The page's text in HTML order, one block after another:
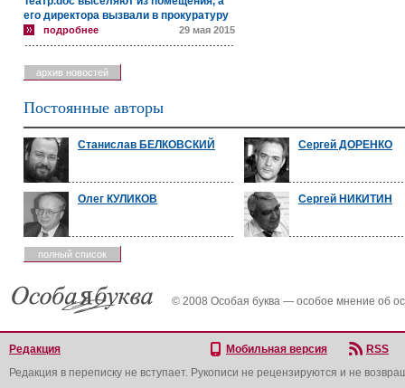
его директора вызвали в прокуратуру
подробнее 29 мая 2015
архив новостей
Постоянные авторы
Станислав БЕЛКОВСКИЙ Сергей ДОРЕНКО
Олег КУЛИКОВ Сергей НИКИТИН
полный список
© 2008 Особая буква — особое мнение об
Редакция Мобильная версия
RSS
Редакция в переписку не вступает. Рукописи не рецензируются и не